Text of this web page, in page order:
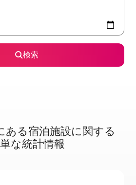
検索
あ⁠る宿⁠泊⁠施⁠設⁠に関⁠す⁠る
な統⁠計⁠情⁠報